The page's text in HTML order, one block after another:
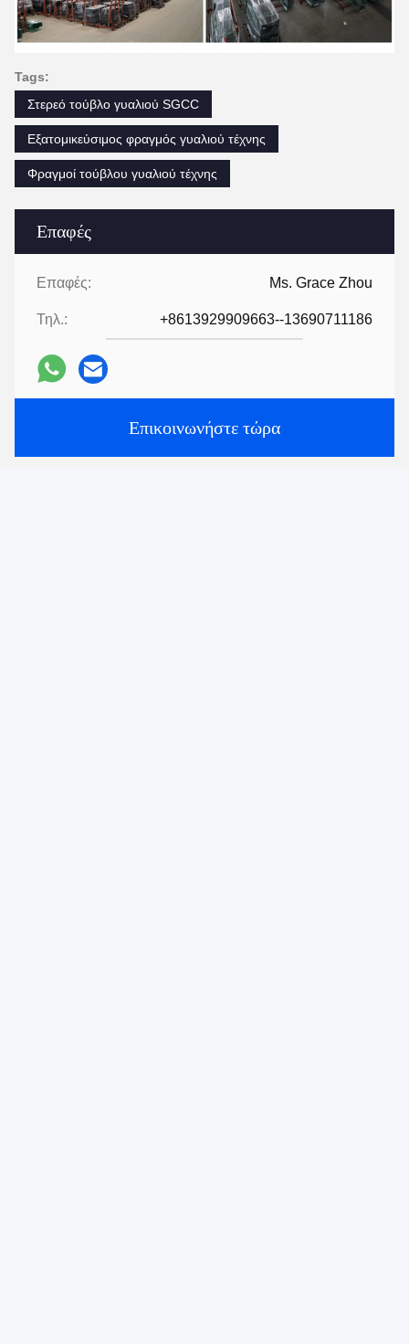
Επαφές
Επαφές: Ms. Grace Zhou
Τηλ.: +8613929909663--13690711186
Επικοινωνήστε τώρα
Tags:
Στερεό τούβλο γυαλιού SGCC
Εξατομικεύσιμος φραγμός γυαλιού τέχνης
Φραγμοί τούβλου γυαλιού τέχνης